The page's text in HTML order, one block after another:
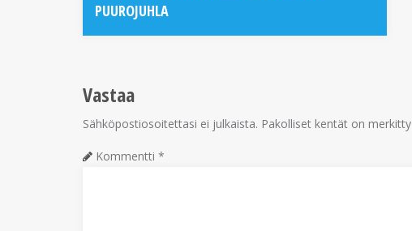
PUUROJUHLA
Vastaa
Sähköpostiosoitettasi ei julkaista. Pakolliset kentät on merkitty
Kommentti *